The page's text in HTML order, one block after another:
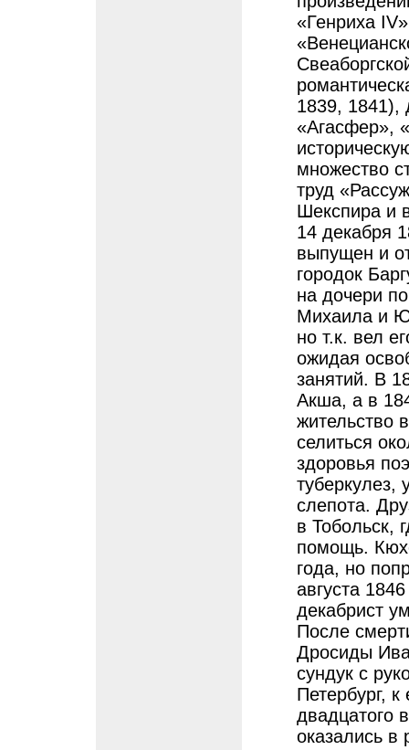
«Генриха
1839,
«Агасфер»,
множество
труд
Шекспира и
14 декабря
выпущен и
городок
на дочери
Михаила и
но т.к. вел
ожидая
занятий. В
Акша, а в
жительство
селиться
здоровья
туберкулез,
слепота.
в Тобольск,
помощь.
года, но
августа
декабрист
После
Дросиды
сундук с
Петербург,
двадцатого
оказались в